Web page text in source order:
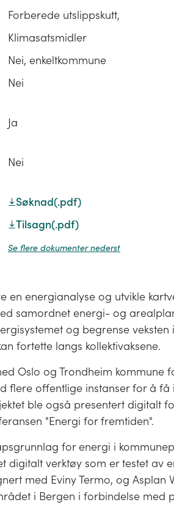
Forberede utslippskutt,
Klimasatsmidler
Nei, enkeltkommune
Nei
Ja
Nei
Søknad(.pdf)
Tilsagn(.pdf)
Se flere dokumenter nederst
en energianalyse og utvikle
samordnet energi- og
og begrense veksten
fortette langs kollektivaksene.
Oslo og Trondheim kommune
flere offentlige instanser for å få
ble også presentert digitalt
"Energi for fremtiden".
for energi i
digitalt verktøy som er testet av
med Eviny Termo, og Asplan
i Bergen i forbindelse med